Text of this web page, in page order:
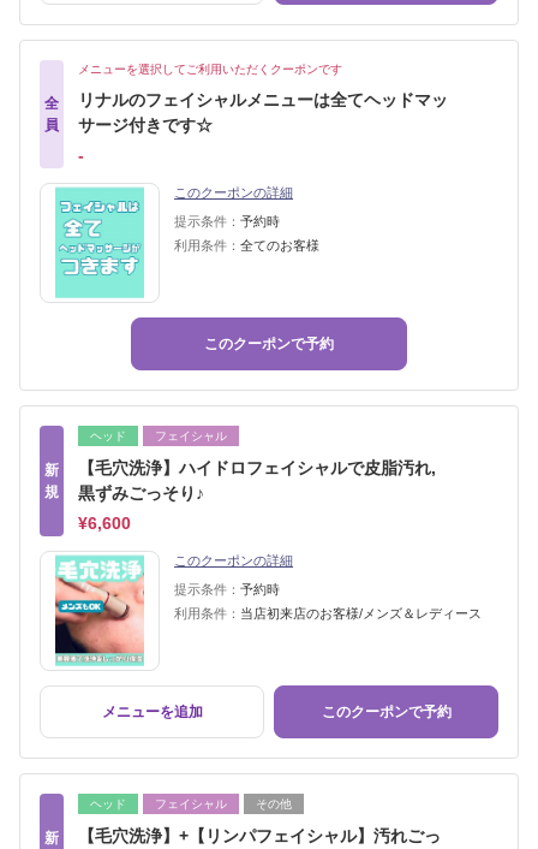
全
員
メニューを選択してご利用いただくクーポンです
リナルのフェイシャルメニューは全てヘッドマッ
サージ付きです☆
‐
このクーポンの詳細
提示条件： 予約時
利用条件： 全てのお客様
このクーポンで予約
新
規
ヘッド フェイシャル
【毛穴洗浄】ハイドロフェイシャルで皮脂汚れ,
黒ずみごっそり♪
¥6,600
このクーポンの詳細
提示条件： 予約時
利用条件： 当店初来店のお客様/メンズ＆レディース
メニューを追加 このクーポンで予約
新
ヘッド フェイシャル その他
【毛穴洗浄】+【リンパフェイシャル】汚れごっ